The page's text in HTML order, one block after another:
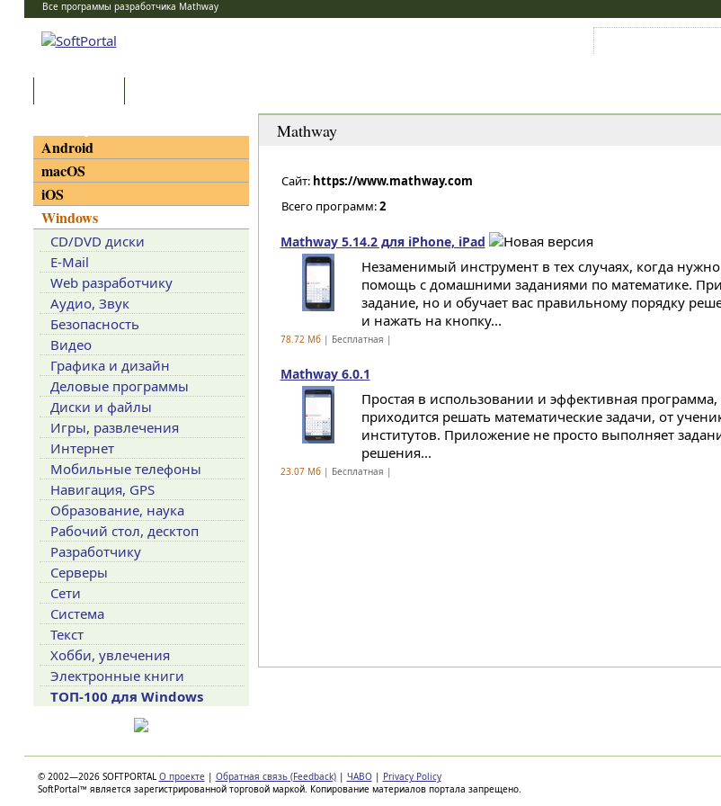
Все программы разработчика Mathway
Mathway
Сайт: https://www.mathway.com
Всего программ:2
Mathway 5.14.2 для iPhone, iPad
Незаменимый инструмент в тех случаях, когда
помощь с домашними заданиями по математике.
задание, но и обучает вас правильному порядку
и нажать на кнопку...
78.72 Мб| Бесплатная |
Mathway 6.0.1
Простая в использовании и эффективная
приходится решать математические задачи, от
институтов. Приложение не просто выполняет
решения...
23.07 Мб| Бесплатная |
Android
macOS
iOS
Windows
CD/DVD диски
E-Mail
Web разработчику
Аудио, Звук
Безопасность
Видео
Графика и дизайн
Деловые программы
Диски и файлы
Игры, развлечения
Интернет
Мобильные телефоны
Навигация, GPS
Образование, наука
Рабочий стол, десктоп
Разработчику
Серверы
Сети
Система
Текст
Хобби, увлечения
Электронные книги
ТОП-100 для Windows
© 2002—2026 SOFTPORTAL О проекте | Обратная связь (Feedback) | ЧАВО | Privacy Policy
SoftPortal™ является зарегистрированной торговой маркой. Копирование материалов портала запрещено.